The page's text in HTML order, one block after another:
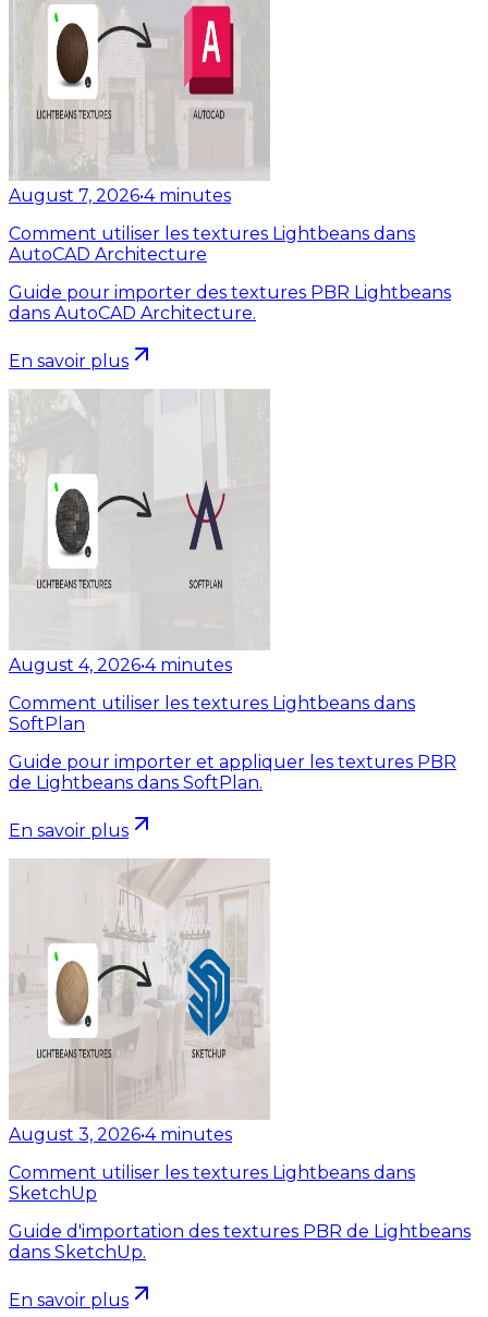
August 7, 2026•4 minutes
Comment utiliser les textures Lightbeans dans
AutoCAD Architecture
Guide pour importer des textures PBR Lightbeans
dans AutoCAD Architecture.
En savoir plus
August 4, 2026•4 minutes
Comment utiliser les textures Lightbeans dans
SoftPlan
Guide pour importer et appliquer les textures PBR
de Lightbeans dans SoftPlan.
En savoir plus
August 3, 2026•4 minutes
Comment utiliser les textures Lightbeans dans
SketchUp
Guide d'importation des textures PBR de Lightbeans
dans SketchUp.
En savoir plus